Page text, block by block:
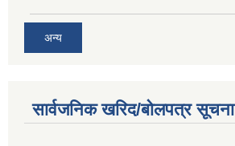
अन्य
सार्वजनिक खरिद/बोलपत्र सूचना